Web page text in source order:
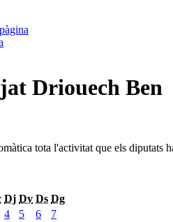
Driouech Ben
tota l'activitat que els diputats
Dj Dv Ds Dg
4 5 6
7